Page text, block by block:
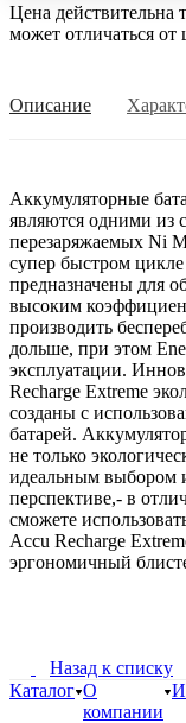
Цена действительна
может отличаться
Описание
Аккумуляторные
являются одними из
перезаряжаемых Ni
супер быстром
предназначены для
высоким
производить
дольше, при этом
эксплуатации.
Recharge Extreme
созданы с
батарей.
не только
идеальным выбором
перспективе,- в
сможете
Accu Recharge
эргономичный
Назад к списку
Каталог О
компании